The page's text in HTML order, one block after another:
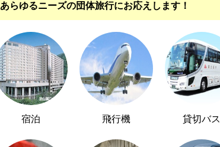
あらゆるニーズの団体旅行にお応えします！
宿泊 飛行機 貸切バス